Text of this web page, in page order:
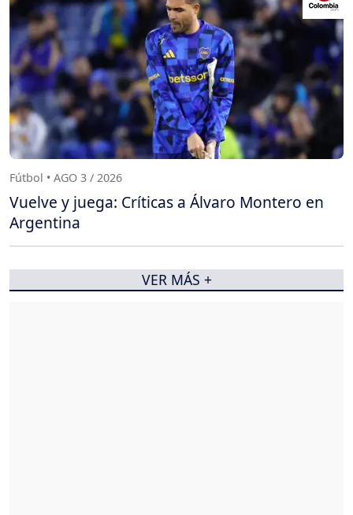
Fútbol • AGO 3 / 2026
Vuelve y juega: Críticas a Álvaro Montero en
Argentina
VER MÁS +